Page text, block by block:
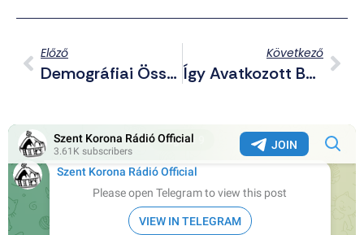
Előző
Demográfiai Összeomlás Szélén Ukrajna; Jeanne D’Arc Megemlékezésen Vett Részt A HVIM Küldöttsége; Lannert Judit Kiállt Az LMBTQP-Lobbi Mellett – Telegram Posztjaink (2026.05.11.)
Következő
Így Avatkozott Be A Meta A Magyar Választások Kimenetelébe